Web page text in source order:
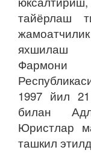
тайёрлаш
яхшилаш
Фармони
1997 йил
билан
Юристлар
ташкил